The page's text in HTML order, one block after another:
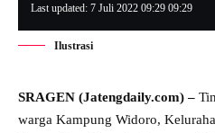
Last updated: 7 Juli 2022 09:29 09:29
Ilustrasi
SRAGEN (Jatengdaily.com) –
warga Kampung Widoro,